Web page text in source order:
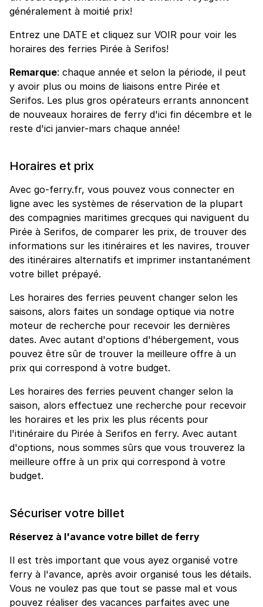
généralement à moitié prix!
Entrez une DATE et cliquez sur VOIR pour voir les
horaires des ferries Pirée à Serifos!
Remarque: chaque année et selon la période, il peut
y avoir plus ou moins de liaisons entre Pirée et
Serifos. Les plus gros opérateurs errants annoncent
de nouveaux horaires de ferry d'ici fin décembre et le
reste d'ici janvier-mars chaque année!
Horaires et prix
Avec go-ferry.fr, vous pouvez vous connecter en
ligne avec les systèmes de réservation de la plupart
des compagnies maritimes grecques qui naviguent du
Pirée à Serifos, de comparer les prix, de trouver des
informations sur les itinéraires et les navires, trouver
des itinéraires alternatifs et imprimer instantanément
votre billet prépayé.
Les horaires des ferries peuvent changer selon les
saisons, alors faites un sondage optique via notre
moteur de recherche pour recevoir les dernières
dates. Avec autant d'options d'hébergement, vous
pouvez être sûr de trouver la meilleure offre à un
prix qui correspond à votre budget.
Les horaires des ferries peuvent changer selon la
saison, alors effectuez une recherche pour recevoir
les horaires et les prix les plus récents pour
l'itinéraire du Pirée à Serifos en ferry. Avec autant
d'options, nous sommes sûrs que vous trouverez la
meilleure offre à un prix qui correspond à votre
budget.
Sécuriser votre billet
Réservez à l'avance votre billet de ferry
Il est très important que vous ayez organisé votre
ferry à l'avance, après avoir organisé tous les détails.
Vous ne voulez pas que tout se passe mal et vous
pouvez réaliser des vacances parfaites avec une